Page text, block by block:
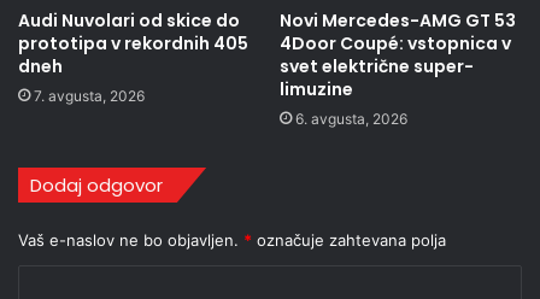
Audi Nuvolari od skice do
prototipa v rekordnih 405
dneh
7. avgusta, 2026
Novi Mercedes-AMG GT 53
4Door Coupé: vstopnica v
svet električne super-
limuzine
6. avgusta, 2026
Dodaj odgovor
Vaš e-naslov ne bo objavljen. * označuje zahtevana polja